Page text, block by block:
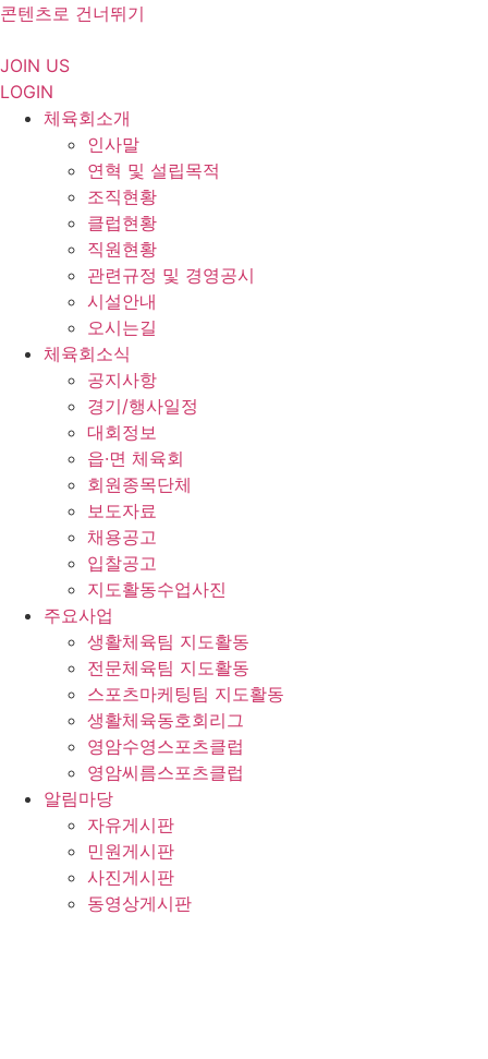
콘텐츠로 건너뛰기
JOIN US
LOGIN
체육회소개
인사말
연혁 및 설립목적
조직현황
클럽현황
직원현황
관련규정 및 경영공시
시설안내
오시는길
체육회소식
공지사항
경기/행사일정
대회정보
읍·면 체육회
회원종목단체
보도자료
채용공고
입찰공고
지도활동수업사진
주요사업
생활체육팀 지도활동
전문체육팀 지도활동
스포츠마케팅팀 지도활동
생활체육동호회리그
영암수영스포츠클럽
영암씨름스포츠클럽
알림마당
자유게시판
민원게시판
사진게시판
동영상게시판